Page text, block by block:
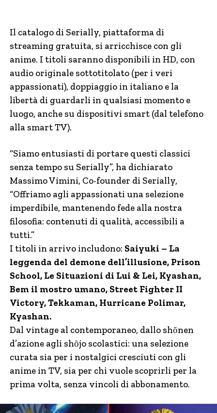
Il catalogo di Serially, piattaforma di
streaming gratuita, si arricchisce con gli
anime. I titoli saranno disponibili in HD, con
audio originale sottotitolato (per i veri
appassionati), doppiaggio in italiano e la
libertà di guardarli in qualsiasi momento e
luogo, anche su dispositivi smart (dal telefono
alla smart TV).
“Siamo entusiasti di portare questi classici
senza tempo su Serially”, ha dichiarato
Massimo Vimini, Co-founder di Serially,
“Offriamo agli appassionati una selezione
imperdibile, mantenendo fede alla nostra
filosofia: contenuti di qualità, accessibili a
tutti.”
I titoli in arrivo includono: Saiyuki – La
leggenda del demone dell’illusione, Prison
School, Le Situazioni di Lui & Lei, Kyashan,
Bem il mostro umano, Street Fighter II
Victory,Tekkaman, Hurricane Polimar,
Kyashan.
Dal vintage al contemporaneo, dallo shōnen
d’azione agli shōjo scolastici: una selezione
curata sia per i nostalgici cresciuti con gli
anime in TV, sia per chi vuole scoprirli per la
prima volta, senza vincoli di abbonamento.